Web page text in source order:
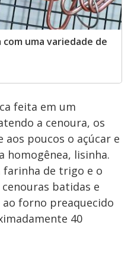
uma variedade de
feita em um
a cenoura, os
aos poucos o açúcar e
homogênea, lisinha.
farinha de trigo e o
batidas e
forno preaquecido
40